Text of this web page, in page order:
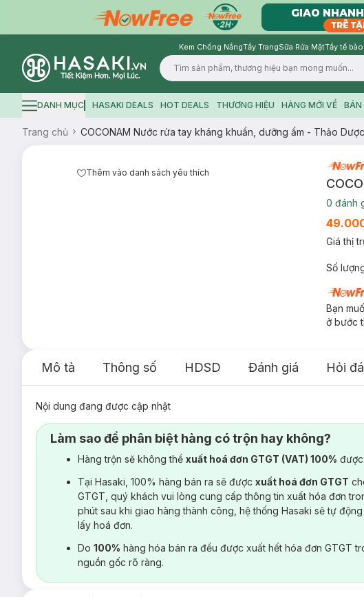
Kem Chống NắngTẩy TrangSữa Rửa MặtTẩy tế
Logo
Hamburger icon
DANH MỤC HASAKI DEALS HOT DEALS THƯƠNG HIỆU HÀNG MỚI VỀ BÁN
Trang chủ COCONAM Nước rửa tay kháng khuẩn, dưỡng ẩm - Thảo Dược
Thêm vào danh sách yêu thích
0 đánh
Giá thị
Số
Bạn
ở bước
Mô tả Thông số HDSD Đánh giá Hỏi
Nội dung đang được cập nhật
Làm sao để phân biệt hàng có trộn hay không?
Hàng trộn sẽ không thể xuất hoá đơn GTGT (VAT) 100%
Tại Hasaki, 100% hàng bán ra sẽ được xuất hoá đơn GTGT
GTGT, quý khách vui lòng cung cấp thông tin xuất hóa đơn
phút sau khi giao hàng thành công, hệ thống Hasaki sẽ tự
lấy hoá đơn.
Do 100% hàng hóa bán ra đều được xuất hết hóa đơn GTGT
nguồn gốc rõ ràng.